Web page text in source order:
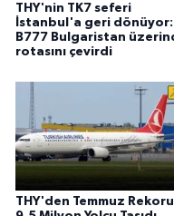
THY'nin TK7 seferi
İstanbul'a geri dönüyor:
B777 Bulgaristan
rotasını çevirdi
THY'den Temmuz